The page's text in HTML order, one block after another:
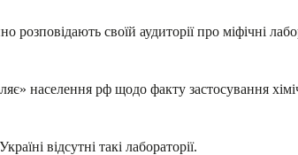
розповідають своїй аудиторії про міфічні
населення рф щодо факту застосування
відсутні такі лабораторії.